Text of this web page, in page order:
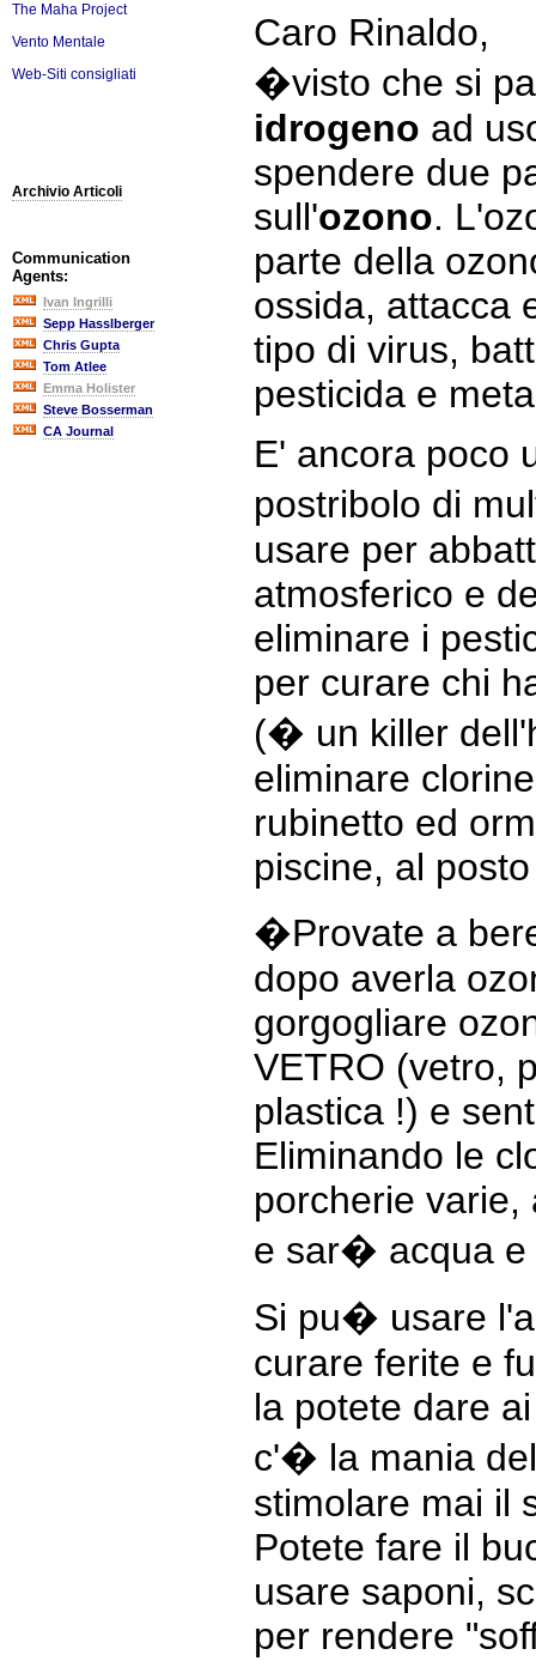
The Maha Project
Vento Mentale
Web-Siti consigliati
Archivio Articoli
Communication
Agents:
Ivan Ingrilli
Sepp Hasslberger
Chris Gupta
Tom Atlee
Emma Holister
Steve Bosserman
CA Journal
Caro Rinaldo,
�visto che si
idrogeno ad
spendere due
sull'ozono.
parte della
ossida, attacca
tipo di virus,
pesticida e
E' ancora poco
postribolo di
usare per
atmosferico e
eliminare i
per curare chi
(� un killer
eliminare
rubinetto ed
piscine, al
�Provate a
dopo averla
gorgogliare
VETRO (vetro,
plastica !) e
Eliminando le
porcherie
e sar� acqua e
Si pu� usare
curare ferite e
la potete dare
c'� la mania
stimolare mai il
Potete fare il
usare saponi,
per rendere